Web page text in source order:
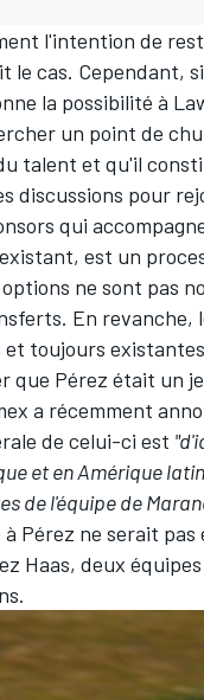
l'intention de
le cas. Cependant,
la possibilité à
un point de
talent et qu'il
discussions pour
qui
est un
ne sont pas
En revanche,
toujours
que Pérez était un
a récemment
de celui-ci est
et en Amérique
de l'équipe de
Pérez ne serait
Haas, deux